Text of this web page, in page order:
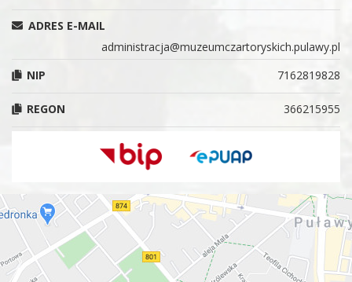
ADRES E-MAIL
administracja@muzeumczartoryskich.pulawy.pl
NIP
7162819828
REGON 366215955